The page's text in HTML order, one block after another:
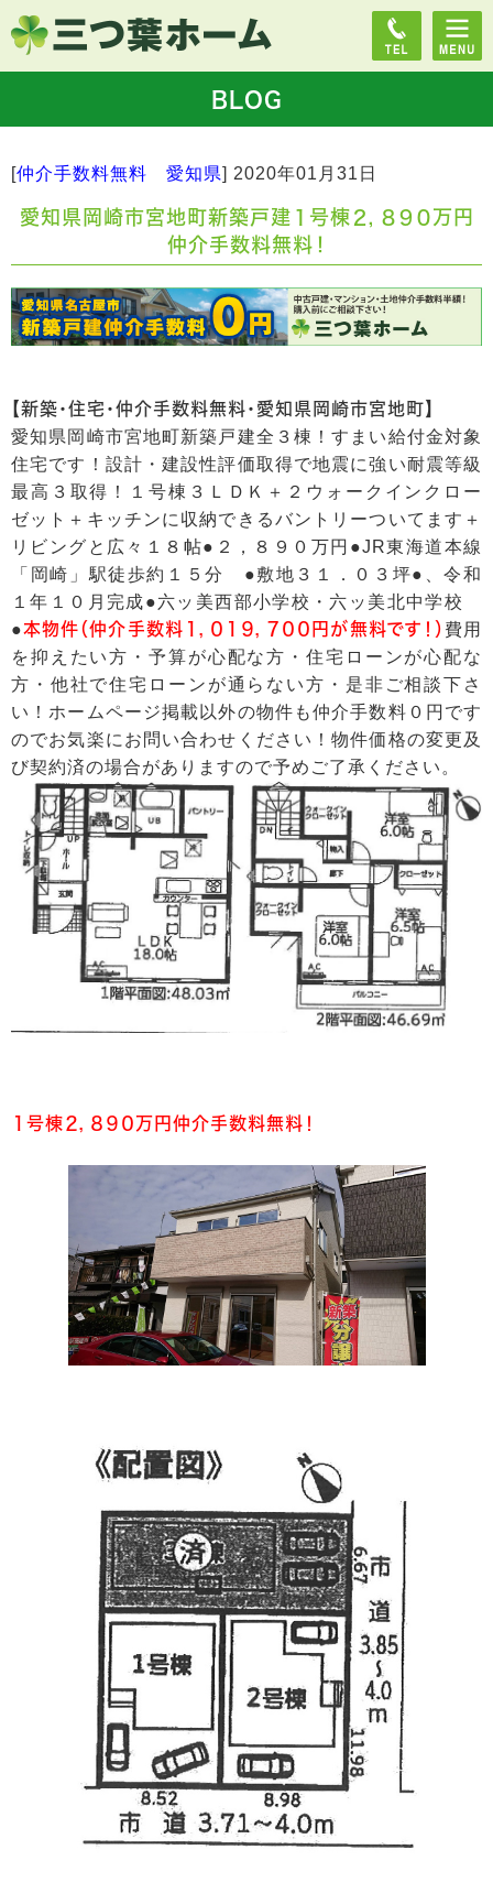
BLOG
[仲介手数料無料 愛知県] 2020年01月31日
愛知県岡崎市宮地町新築戸建１号棟２，８９０万円
仲介手数料無料！
【新築・住宅・仲介手数料無料・愛知県岡崎市宮地町】
愛知県岡崎市宮地町新築戸建全３棟！すまい給付金対象
住宅です！設計・建設性評価取得で地震に強い耐震等級
最高３取得！１号棟３ＬＤＫ＋２ウォークインクロー
ゼット＋キッチンに収納できるバントリーついてます＋
リビングと広々１８帖●２，８９０万円●JR東海道本線
「岡崎」駅徒歩約１５分 ●敷地３１．０３坪●、令和
１年１０月完成●六ッ美西部小学校・六ッ美北中学校
●本物件（仲介手数料１，０１９，７００円が無料です！） 費用
を抑えたい方・予算が心配な方・住宅ローンが心配な
方・他社で住宅ローンが通らない方・是非ご相談下さ
い！ホームページ掲載以外の物件も仲介手数料０円です
のでお気楽にお問い合わせください！物件価格の変更及
び契約済の場合がありますので予めご了承ください。
１号棟２，８９０万円仲介手数料無料！